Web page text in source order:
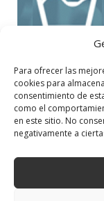
Para ofrecer las
cookies para
consentimiento de
como el
en este sitio. No
negativamente a
DESIREE MARTÍN